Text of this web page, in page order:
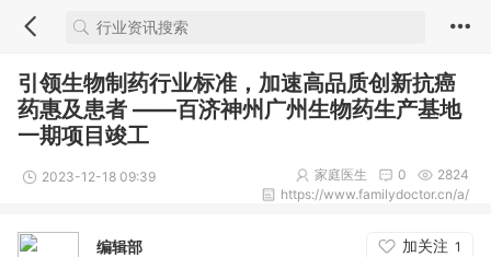
引领生物制药行业标准，加速高品质创新抗癌
药惠及患者 ——百济神州广州生物药生产基地
一期项目竣工
2023-12-18 09:39 2824
0
家庭医生
https://www.familydoctor.cn/a/
编辑部 加关注 1